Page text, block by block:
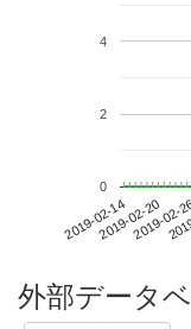
2019-02-142019-02-20
2019-02-
0
2
4
外部データ